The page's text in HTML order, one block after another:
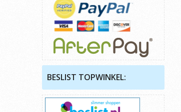
BESLIST TOPWINKEL: